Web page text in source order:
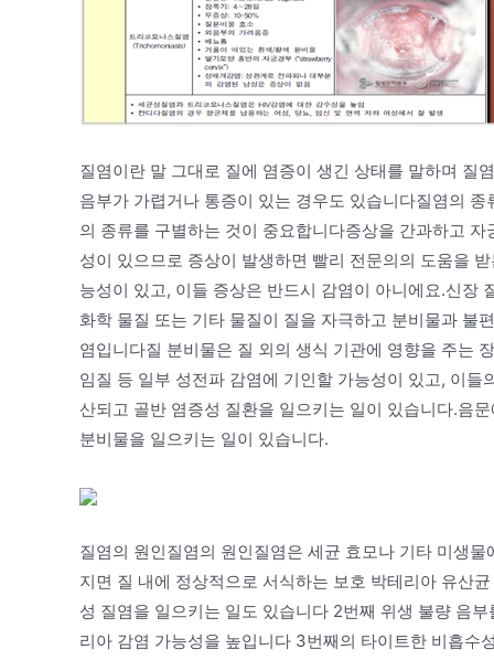
질염이란 말 그대로 질에 염증이 생긴 상태를 말하며 질
음부가 가렵거나 통증이 있는 경우도 있습니다질염의
의 종류를 구별하는 것이 중요합니다증상을 간과하고
성이 있으므로 증상이 발생하면 빨리 전문의의 도움을
능성이 있고, 이들 증상은 반드시 감염이 아니에요.신장
화학 물질 또는 기타 물질이 질을 자극하고 분비물과 불
염입니다질 분비물은 질 외의 생식 기관에 영향을 주는
임질 등 일부 성전파 감염에 기인할 가능성이 있고, 이
산되고 골반 염증성 질환을 일으키는 일이 있습니다.음
분비물을 일으키는 일이 있습니다.
질염의 원인질염의 원인질염은 세균 효모나 기타 미생
지면 질 내에 정상적으로 서식하는 보호 박테리아 유산
성 질염을 일으키는 일도 있습니다 2번째 위생 불량 음
리아 감염 가능성을 높입니다 3번째의 타이트한 비흡수